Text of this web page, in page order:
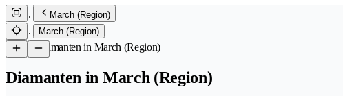
March (Region)
March (Region)
/Diamanten in March (Region)
Diamanten in March (Region)